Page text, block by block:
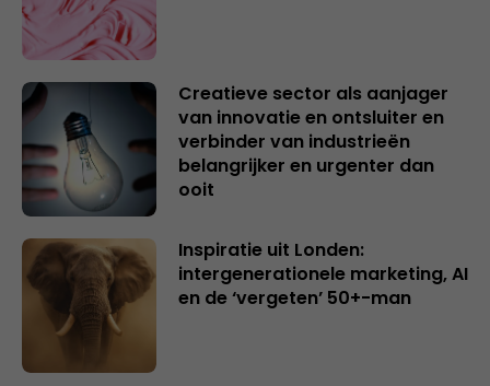
Creatieve sector als aanjager
van innovatie en ontsluiter en
verbinder van industrieën
belangrijker en urgenter dan
ooit
Inspiratie uit Londen:
intergenerationele marketing, AI
en de ‘vergeten’ 50+-man